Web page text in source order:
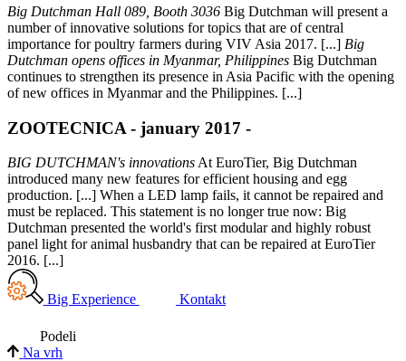
Big Dutchman Hall 089, Booth 3036 Big Dutchman will present a
number of innovative solutions for topics that are of central
importance for poultry farmers during VIV Asia 2017. [...] Big
Dutchman opens offices in Myanmar, Philippines Big Dutchman
continues to strengthen its presence in Asia Pacific with the opening
of new offices in Myanmar and the Philippines. [...]
ZOOTECNICA - january 2017 -
BIG DUTCHMAN's innovations At EuroTier, Big Dutchman
introduced many new features for efficient housing and egg
production. [...] When a LED lamp fails, it cannot be repaired and
must be replaced. This statement is no longer true now: Big
Dutchman presented the world's first modular and highly robust
panel light for animal husbandry that can be repaired at EuroTier
2016. [...]
Big Experience Kontakt
Podeli
Na vrh